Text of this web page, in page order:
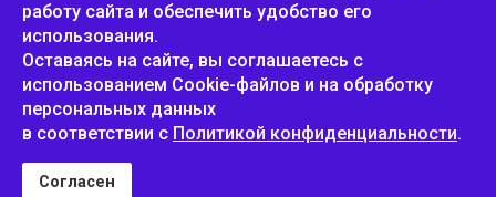
Положение о
конфиденциальности и
защите персональных
данных
Пожаловаться
работу сайта и обеспечить удобство его
использования.
Оставаясь на сайте, вы соглашаетесь с
использованием Cookie-файлов и на обработку
персональных данных
в соответствии с Политикой конфиденциальности.
Согласен